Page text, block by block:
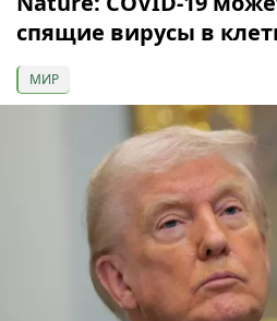
спящие вирусы в
МИР